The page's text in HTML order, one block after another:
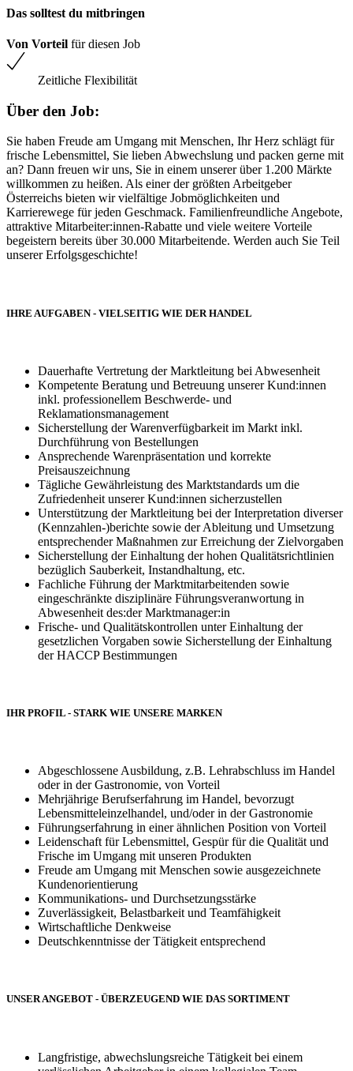
Das solltest du mitbringen
Von Vorteil für diesen Job
Zeitliche Flexibilität
Über den Job:
Sie haben Freude am Umgang mit Menschen, Ihr Herz schlägt für
frische Lebensmittel, Sie lieben Abwechslung und packen gerne mit
an? Dann freuen wir uns, Sie in einem unserer über 1.200 Märkte
willkommen zu heißen. Als einer der größten Arbeitgeber
Österreichs bieten wir vielfältige Jobmöglichkeiten und
Karrierewege für jeden Geschmack. Familienfreundliche Angebote,
attraktive Mitarbeiter:innen-Rabatte und viele weitere Vorteile
begeistern bereits über 30.000 Mitarbeitende. Werden auch Sie Teil
unserer Erfolgsgeschichte!
IHRE AUFGABEN - VIELSEITIG WIE DER HANDEL
Dauerhafte Vertretung der Marktleitung bei Abwesenheit
Kompetente Beratung und Betreuung unserer Kund:innen
inkl. professionellem Beschwerde- und
Reklamationsmanagement
Sicherstellung der Warenverfügbarkeit im Markt inkl.
Durchführung von Bestellungen
Ansprechende Warenpräsentation und korrekte
Preisauszeichnung
Tägliche Gewährleistung des Marktstandards um die
Zufriedenheit unserer Kund:innen sicherzustellen
Unterstützung der Marktleitung bei der Interpretation diverser
(Kennzahlen-)berichte sowie der Ableitung und Umsetzung
entsprechender Maßnahmen zur Erreichung der Zielvorgaben
Sicherstellung der Einhaltung der hohen Qualitätsrichtlinien
bezüglich Sauberkeit, Instandhaltung, etc.
Fachliche Führung der Marktmitarbeitenden sowie
eingeschränkte disziplinäre Führungsveranwortung in
Abwesenheit des:der Marktmanager:in
Frische- und Qualitätskontrollen unter Einhaltung der
gesetzlichen Vorgaben sowie Sicherstellung der Einhaltung
der HACCP Bestimmungen
IHR PROFIL - STARK WIE UNSERE MARKEN
Abgeschlossene Ausbildung, z.B. Lehrabschluss im Handel
oder in der Gastronomie, von Vorteil
Mehrjährige Berufserfahrung im Handel, bevorzugt
Lebensmitteleinzelhandel, und/oder in der Gastronomie
Führungserfahrung in einer ähnlichen Position von Vorteil
Leidenschaft für Lebensmittel, Gespür für die Qualität und
Frische im Umgang mit unseren Produkten
Freude am Umgang mit Menschen sowie ausgezeichnete
Kundenorientierung
Kommunikations- und Durchsetzungsstärke
Zuverlässigkeit, Belastbarkeit und Teamfähigkeit
Wirtschaftliche Denkweise
Deutschkenntnisse der Tätigkeit entsprechend
UNSER ANGEBOT - ÜBERZEUGEND WIE DAS SORTIMENT
Langfristige, abwechslungsreiche Tätigkeit bei einem